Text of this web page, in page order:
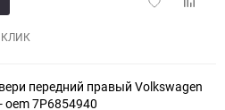
передний правый Volkswagen
oem 7P6854940